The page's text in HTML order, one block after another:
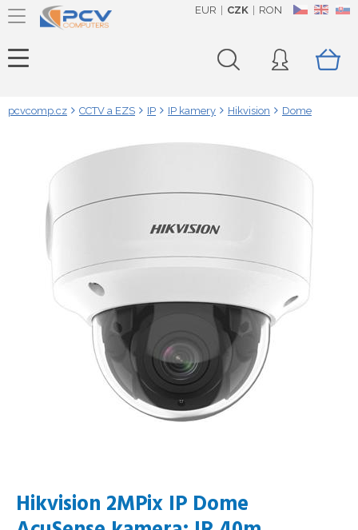
CZ EN SK
EUR CZK RON
pcvcomp.cz CCTV a EZS IP IP kamery Hikvision Dome
Hikvision 2MPix IP Dome